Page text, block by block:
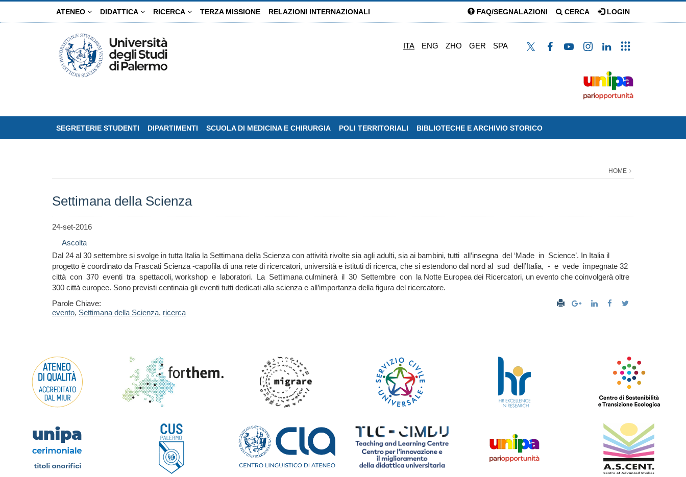
ATENEO DIDATTICA RICERCA TERZA MISSIONE RELAZIONI INTERNAZIONALI FAQ/SEGNALAZIONI CERCA LOGIN
ITA ENG ZHO GER SPA
SEGRETERIE STUDENTI DIPARTIMENTI SCUOLA DI MEDICINA E CHIRURGIA POLI TERRITORIALI BIBLIOTECHE E ARCHIVIO STORICO
HOME
Settimana della Scienza
24-set-2016
Ascolta
Dal 24 al 30 settembre si svolge in tutta Italia la Settimana della Scienza con attività rivolte sia agli adulti, sia ai bambini, tutti all’insegna del ‘Made in Science’. In Italia il
progetto è coordinato da Frascati Scienza -capofila di una rete di ricercatori, università e istituti di ricerca, che si estendono dal nord al sud dell’Italia, - e vede impegnate 32
città con 370 eventi tra spettacoli, workshop e laboratori. La Settimana culminerà il 30 Settembre con la Notte Europea dei Ricercatori, un evento che coinvolgerà oltre
300 città europee. Sono previsti centinaia gli eventi tutti dedicati alla scienza e all’importanza della figura del ricercatore.
Parole Chiave:
evento, Settimana della Scienza, ricerca